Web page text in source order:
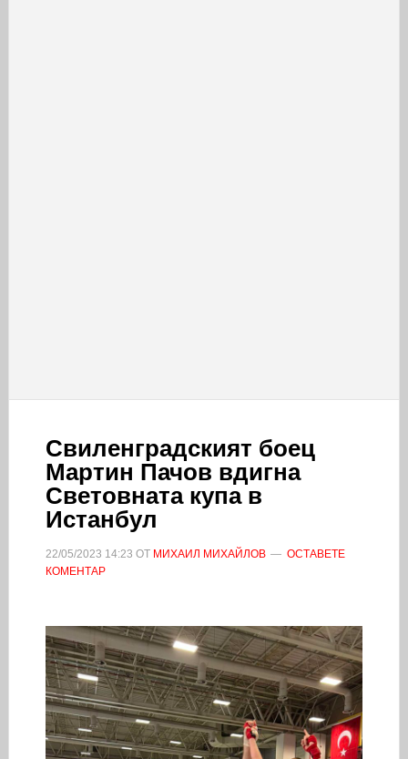
Свиленградският боец
Мартин Пачов вдигна
Световната купа в
Истанбул
22/05/2023 14:23 ОТ МИХАИЛ МИХАЙЛОВ
ОСТАВЕТЕ
КОМЕНТАР